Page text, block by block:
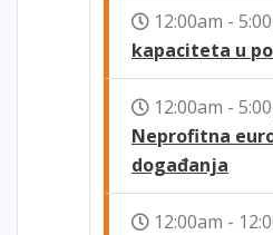
12:00am -
kapaciteta u
12:00am -
Neprofitna
događanja
12:00am -